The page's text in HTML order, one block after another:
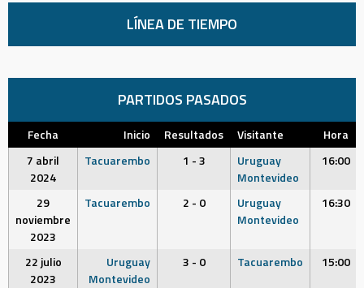
LÍNEA DE TIEMPO
PARTIDOS PASADOS
Fecha Inicio Resultados Visitante
Hora
7 abril
2024
Tacuarembo 1 - 3
Uruguay
Montevideo
16:00
29
noviembre
2023
Tacuarembo 2 - 0
Uruguay
Montevideo
16:30
22 julio
2023
Uruguay
Montevideo
3 - 0 Tacuarembo 15:00